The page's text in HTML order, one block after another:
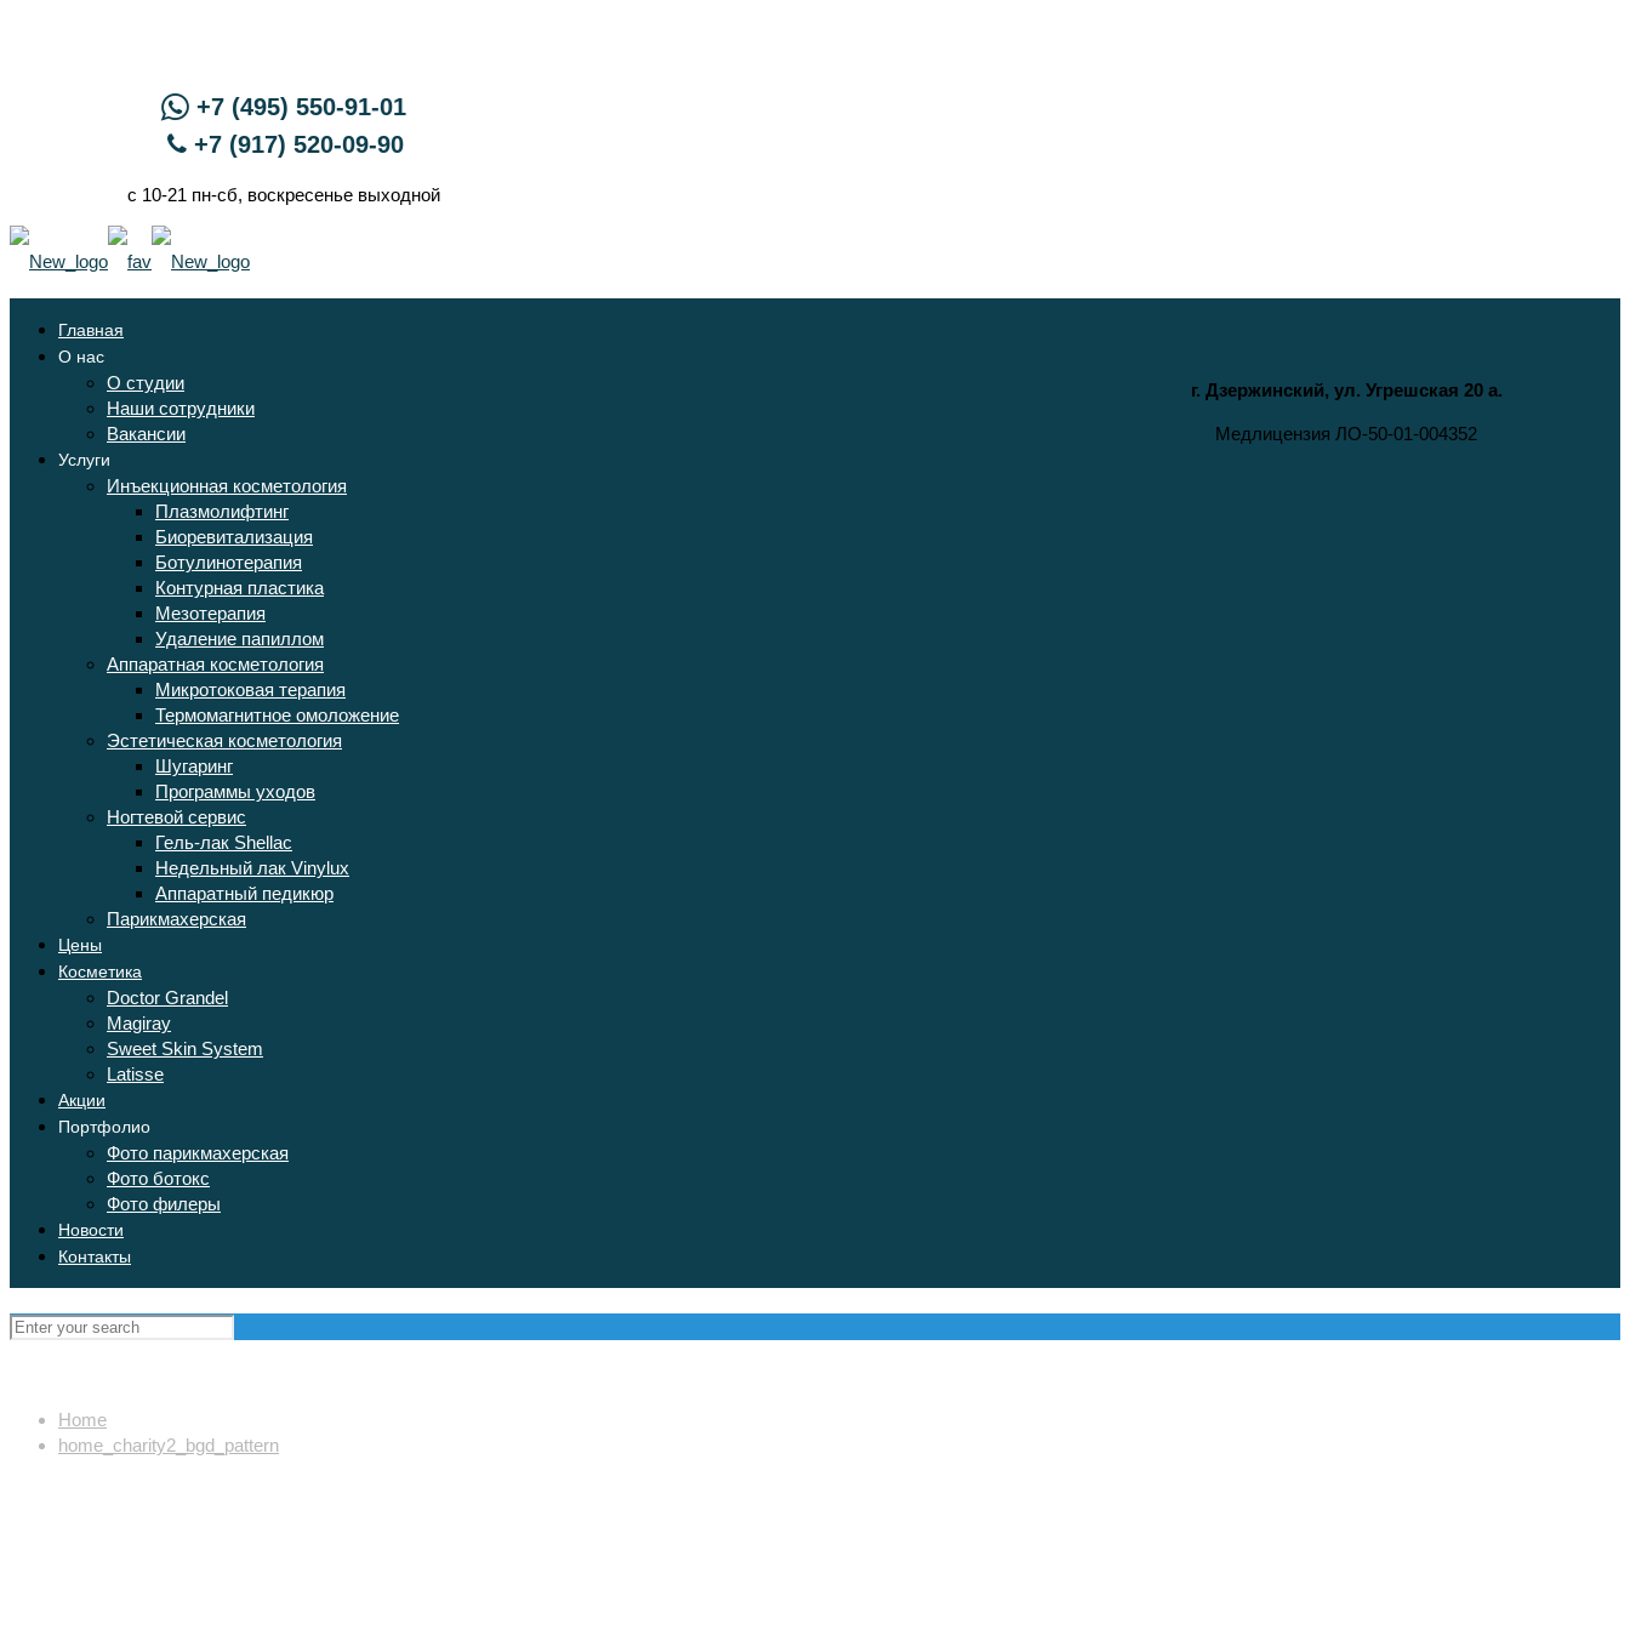
+7 (495) 550-91-01
+7 (917) 520-09-90
с 10-21 пн-сб, воскресенье выходной
г. Дзержинский, ул. Угрешская 20 а.
Медлицензия ЛО-50-01-004352
Главная
О нас
О студии
Наши сотрудники
Вакансии
Услуги
Инъекционная косметология
Плазмолифтинг
Биоревитализация
Ботулинотерапия
Контурная пластика
Мезотерапия
Удаление папиллом
Аппаратная косметология
Микротоковая терапия
Термомагнитное омоложение
Эстетическая косметология
Шугаринг
Программы уходов
Ногтевой сервис
Гель-лак Shellac
Недельный лак Vinylux
Аппаратный педикюр
Парикмахерская
Цены
Косметика
Doctor Grandel
Magiray
Sweet Skin System
Latisse
Акции
Портфолио
Фото парикмахерская
Фото ботокс
Фото филеры
Новости
Контакты
Home
home_charity2_bgd_pattern